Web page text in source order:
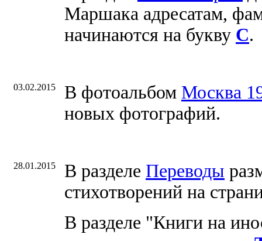
Маршака адресатам,
начинаются на букву С.
03.02.2015 В фотоальбом Москва
новых фотографий.
28.01.2015 В разделе Переводы
стихотворений на
В разделе "Книги на